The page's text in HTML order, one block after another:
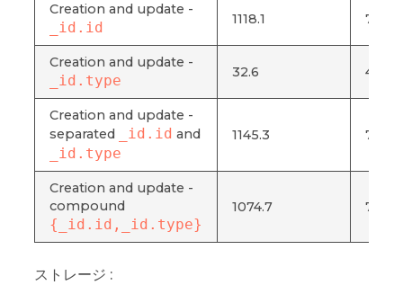
Creation and update -
_id.id 1118.1 798.1
Creation and update -
_id.type 32.6 4.8
Creation and update -
separated
_id.id and
_id.type
1145.3 746.4
Creation and update -
compound
{_id.id,_id.type}
1074.7 760.7
ストレージ :